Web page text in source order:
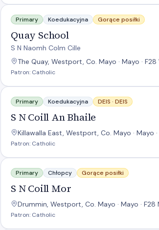
Quay School
Primary Koedukacyjna Gorące posiłki
Quay School
S N Naomh Colm Cille
The Quay, Westport, Co. Mayo · Mayo · F28
Patron: Catholic
S N Coill An Bhaile
Primary Koedukacyjna DEIS · DEIS
S N Coill An Bhaile
Killawalla East, Westport, Co. Mayo · Mayo
Patron: Catholic
S N Coill Mor
Primary Chłopcy Gorące posiłki
S N Coill Mor
Drummin, Westport, Co. Mayo · Mayo · F28
Patron: Catholic